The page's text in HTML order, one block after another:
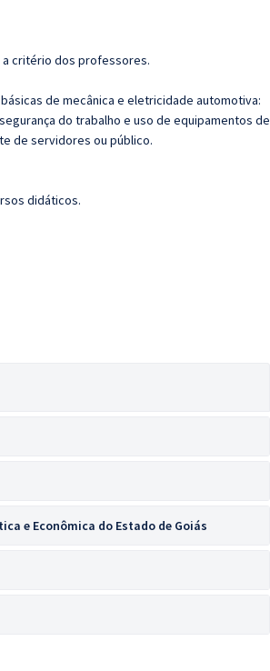
critério dos professores.
de mecânica e eletricidade automotiva:
do trabalho e uso de equipamentos de
de servidores ou público.
didáticos.
e Econômica do Estado de Goiás